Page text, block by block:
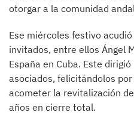
otorgar a la comunidad
Ese miércoles festivo
invitados, entre ellos Ángel
España en Cuba. Este
asociados, felicitándolos
acometer la revitalización
años en cierre total.